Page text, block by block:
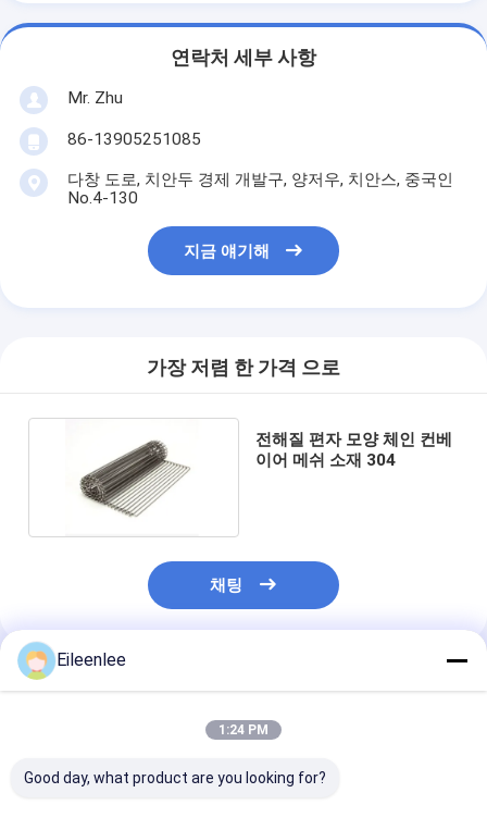
연락처 세부 사항
Mr. Zhu
86-13905251085
다창 도로, 치안두 경제 개발구, 양저우, 치안스, 중국인
No.4-130
지금 얘기해
가장 저렴 한 가격 으로
전해질 편자 모양 체인 컨베
이어 메쉬 소재 304
채팅
추천된 제품
Eileenlee
1:24 PM
Good day, what product are you looking for?